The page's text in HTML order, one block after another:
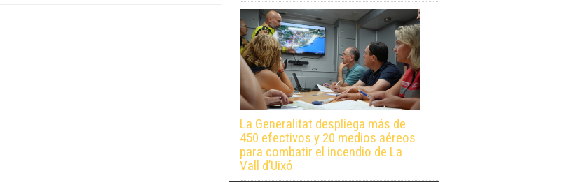
La Generalitat despliega más de
450 efectivos y 20 medios aéreos
para combatir el incendio de La
Vall d’Uixó